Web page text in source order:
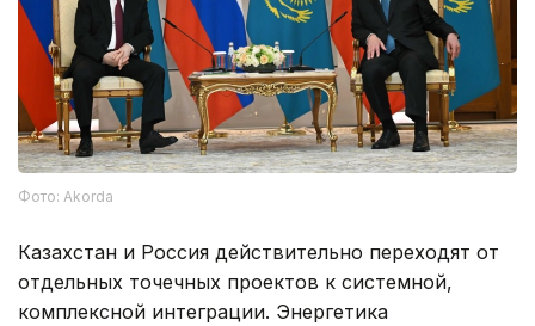
Фото: Akorda
Казахстан и Россия действительно переходят от
отдельных точечных проектов к системной,
комплексной интеграции. Энергетика